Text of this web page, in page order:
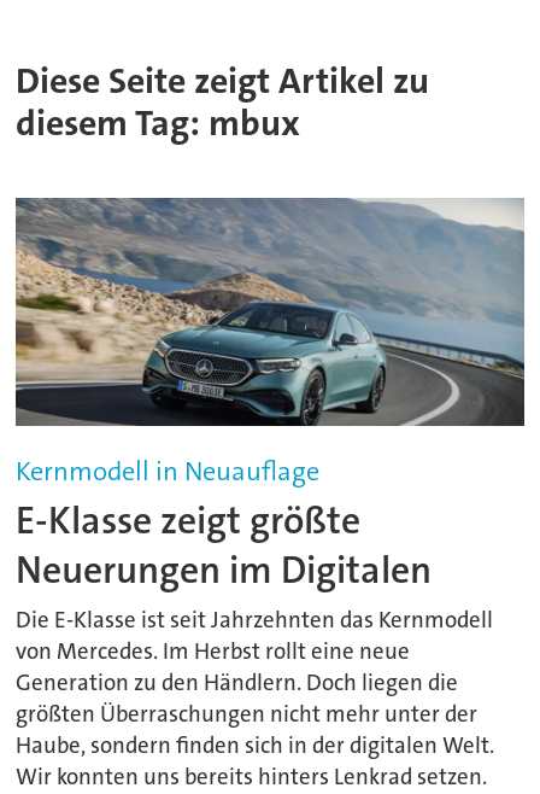
Diese Seite zeigt Artikel zu
diesem Tag: mbux
Kernmodell in Neuauflage
E-Klasse zeigt größte
Neuerungen im Digitalen
Die E-Klasse ist seit Jahrzehnten das Kernmodell
von Mercedes. Im Herbst rollt eine neue
Generation zu den Händlern. Doch liegen die
größten Überraschungen nicht mehr unter der
Haube, sondern finden sich in der digitalen Welt.
Wir konnten uns bereits hinters Lenkrad setzen.